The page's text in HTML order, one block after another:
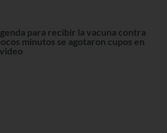
para recibir la vacuna contra
minutos se agotaron cupos en